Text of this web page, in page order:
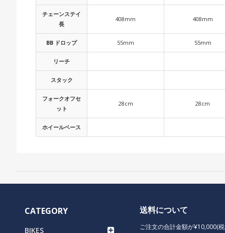
チェーンステイ
長
408mm 408mm
BB ドロップ 55mm 55mm
リーチ
スタック
フォークオフセ
ット
28cm 28cm
ホイールベース
CATEGORY
BIKES
送料について
ご注文の合計金額が¥10,000(